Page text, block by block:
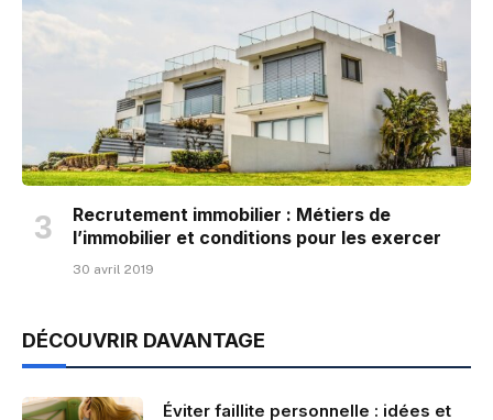
Recrutement immobilier : Métiers de
l’immobilier et conditions pour les exercer
30 avril 2019
DÉCOUVRIR DAVANTAGE
Éviter faillite personnelle : idées et